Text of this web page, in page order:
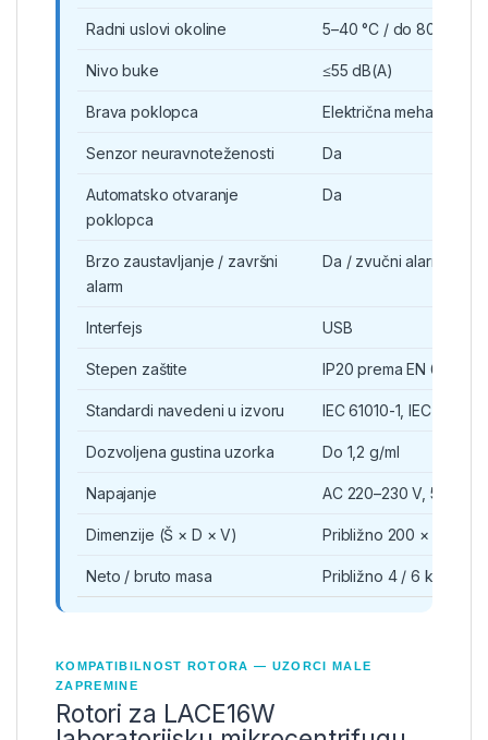
Radni uslovi okoline 5–40 °C / do 80% RH
Nivo buke ≤55 dB(A)
Brava poklopca Električna
Senzor neuravnoteženosti Da
Automatsko otvaranje
poklopca
Da
Brzo zaustavljanje / završni
alarm
Da / zvučni alarm
Interfejs USB
Stepen zaštite IP20 prema EN 60529
Standardi navedeni u izvoru IEC 61010-1, IEC
Dozvoljena gustina uzorka Do 1,2 g/ml
Napajanje AC 220–230 V, 50/60
Dimenzije (Š × D × V) Približno 200 × 280 ×
Neto / bruto masa Približno 4 / 6 kg
KOMPATIBILNOST ROTORA — UZORCI MALE
ZAPREMINE
Rotori za LACE16W